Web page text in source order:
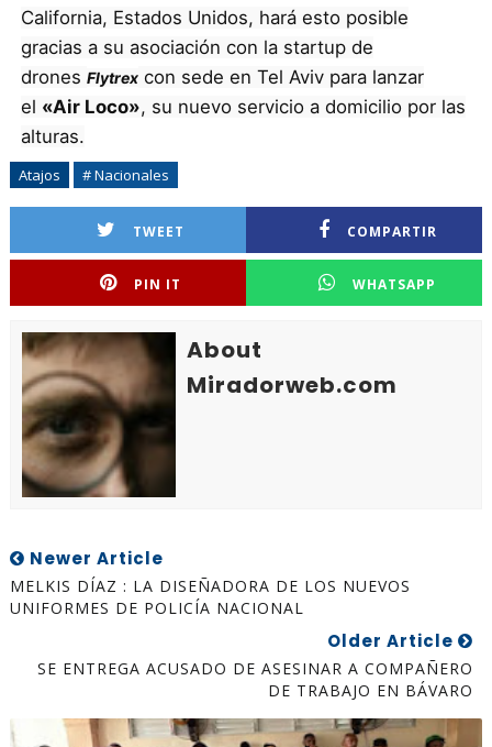
California, Estados Unidos, hará esto posible
gracias a su asociación con la startup de
drones Flytrexcon sede en Tel Aviv para lanzar
el «Air Loco», su nuevo servicio a domicilio por las
alturas.
Atajos # Nacionales
TWEET COMPARTIR
PIN IT WHATSAPP
About
Miradorweb.com
Newer Article
MELKIS DÍAZ : LA DISEÑADORA DE LOS NUEVOS
UNIFORMES DE POLICÍA NACIONAL
Older Article
SE ENTREGA ACUSADO DE ASESINAR A COMPAÑERO
DE TRABAJO EN BÁVARO